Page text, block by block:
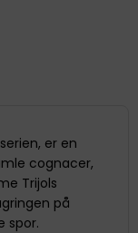
er en
cognacer,
Trijols
på
spor.